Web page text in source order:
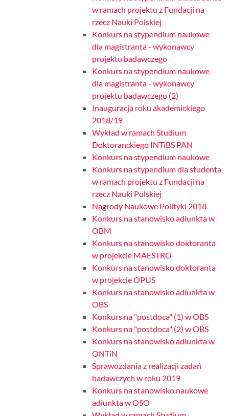
w ramach projektu z Fundacji na
rzecz Nauki Polskiej
Konkurs na stypendium naukowe
dla magistranta - wykonawcy
projektu badawczego
Konkurs na stypendium naukowe
dla magistranta - wykonawcy
projektu badawczego (2)
Inauguracja roku akademickiego
2018/19
Wykład w ramach Studium
Doktoranckiego INTiBS PAN
Konkurs na stypendium naukowe
Konkurs na stypendium dla studenta
w ramach projektu z Fundacji na
rzecz Nauki Polskiej
Nagrody Naukowe Polityki 2018
Konkurs na stanowisko adiunkta w
OBM
Konkurs na stanowisko doktoranta
w projekcie MAESTRO
Konkurs na stanowisko doktoranta
w projekcie OPUS
Konkurs na stanowisko adiunkta w
OBS
Konkurs na "postdoca" (1) w OBS
Konkurs na "postdoca" (2) w OBS
Konkurs na stanowisko adiunkta w
ONTiN
Sprawozdania z realizacji zadań
badawczych w roku 2019
Konkurs na stanowisko naukowe
adiunkta w OSO